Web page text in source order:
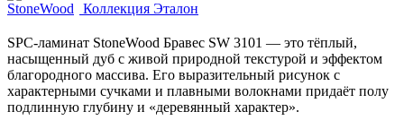
Коллекция Эталон
SPC-ламинат StoneWood Бравес SW 3101 — это тёплый,
насыщенный дуб с живой природной текстурой и эффектом
благородного массива. Его выразительный рисунок с
характерными сучками и плавными волокнами придаёт полу
подлинную глубину и «деревянный характер».